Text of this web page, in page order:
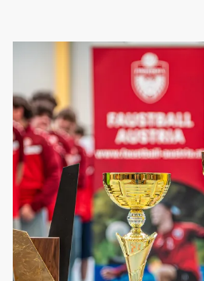
Sportunion Perchtoldsdorf
österreichischen Meistertitel.